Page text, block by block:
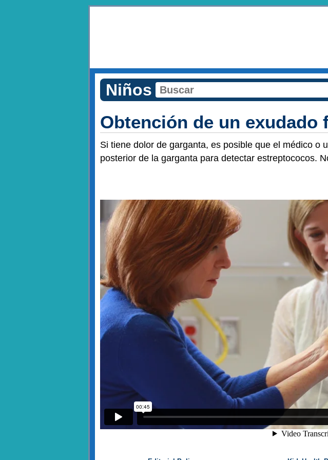
Niños
Obtención de un exudado
Si tiene dolor de garganta, es posible que el médico o
posterior de la garganta para detectar estreptococos.